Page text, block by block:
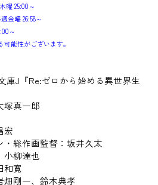
曜 25:00～
金曜 26:58～
～
能性がございます。
庫J『Re:ゼロから始める異世界生
真一郎
宏
総作画監督：坂井久太
柳達也
和寛
剛一、鈴木典孝